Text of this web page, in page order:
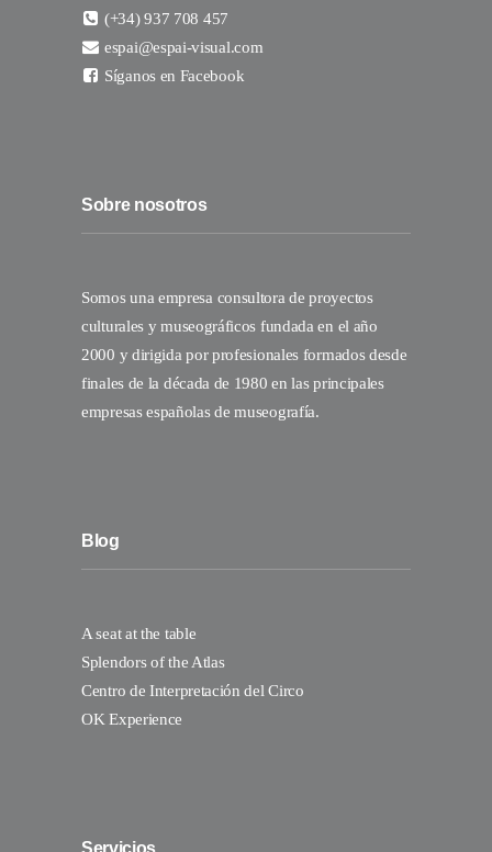
(+34) 937 708 457
espai@espai-visual.com
Síganos en Facebook
Sobre nosotros
Somos una empresa consultora de proyectos
culturales y museográficos fundada en el año
2000 y dirigida por profesionales formados desde
finales de la década de 1980 en las principales
empresas españolas de museografía.
Blog
A seat at the table
Splendors of the Atlas
Centro de Interpretación del Circo
OK Experience
Servicios